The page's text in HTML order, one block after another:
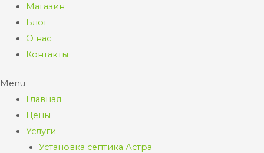
Магазин
Блог
О нас
Контакты
Menu
Главная
Цены
Услуги
Установка септика Астра